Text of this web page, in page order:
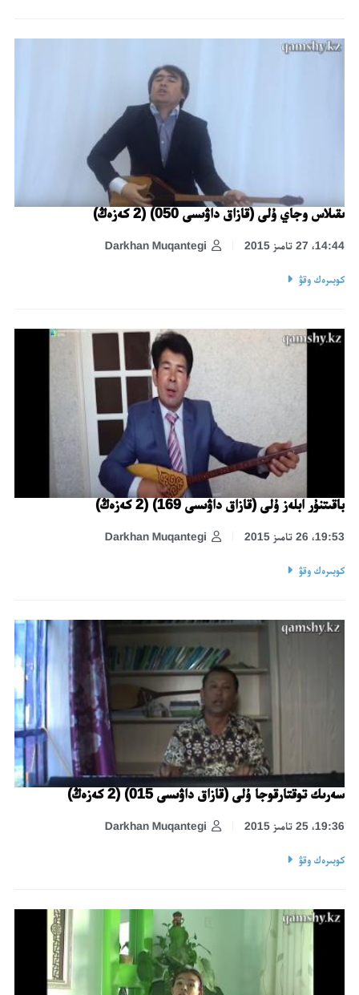
ىقىلاس وجاي ۇلى (قازاق داۋىسى 050) (2 كەزەڭ)
Darkhan Muqantegi 14:44، 27 تامىز 2015
كوبىرەك وقۋ
باقىتنۇر ابلەز ۇلى (قازاق داۋىسى 169) (2 كەزەڭ)
Darkhan Muqantegi 19:53، 26 تامىز 2015
كوبىرەك وقۋ
سەرىك توقتارقوجا ۇلى (قازاق داۋىسى 015) (2 كەزەڭ)
Darkhan Muqantegi 19:36، 25 تامىز 2015
كوبىرەك وقۋ